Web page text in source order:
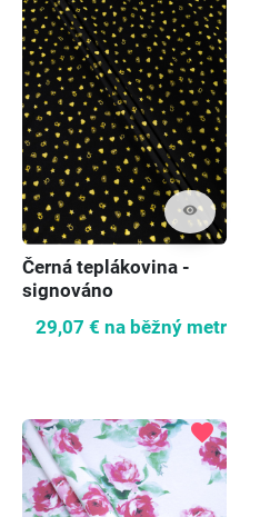
visibility
Černá teplákovina -
signováno
29,07 € na běžný metr
favorite